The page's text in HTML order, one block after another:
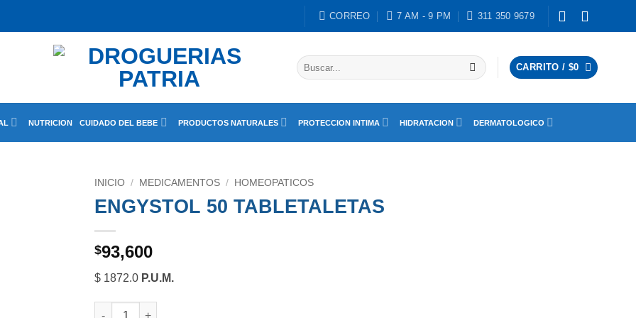
CORREO 7 AM - 9 PM 311 350 9679
Buscar
por:
CARRITO / $0
NUTRICION CUIDADO DEL BEBE PRODUCTOS NATURALES PROTECCION INTIMA HIDRATACION DERMATOLOGICO
INICIO / MEDICAMENTOS / HOMEOPATICOS
ENGYSTOL 50 TABLETALETAS
$93,600
$ 1872.0 P.U.M.
ENGYSTOL 50 TABLETALETAS cantidad